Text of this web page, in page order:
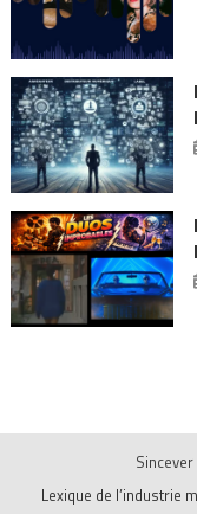
Sincever
Lexique de l’industrie